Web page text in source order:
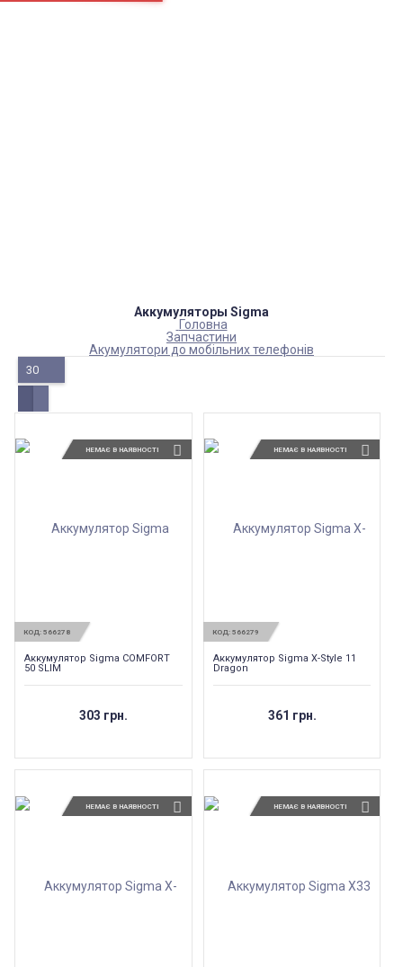
Аккумуляторы Sigma
Головна
Запчастини
Акумулятори до мобільних телефонів
30
НЕМАЄ В НАЯВНОСТІ
КОД: 566278
Аккумулятор Sigma COMFORT
50 SLIM
303 грн.
НЕМАЄ В НАЯВНОСТІ
КОД: 566279
Аккумулятор Sigma X-Style 11
Dragon
361 грн.
НЕМАЄ В НАЯВНОСТІ НЕМАЄ В НАЯВНОСТІ